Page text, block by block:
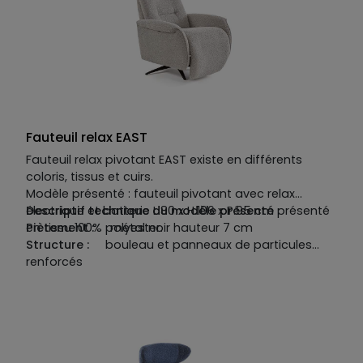
polyuréthane densité 22kg/m3.
Fauteuil relax EAST
Fauteuil relax pivotant EAST existe en différents
coloris, tissus et cuirs.
Modèle présenté : fauteuil pivotant avec relax
électrique et batterie L.80 x H.106 x P.95 cm présenté
en tissu 100% polyester.
Descriptif technique du modèle présenté :
Piètement :métal noir hauteur 7 cm
Structure : bouleau et panneaux de particules
renforcés
Dossiers en mousse polyuréthane densité 38 kg/m3